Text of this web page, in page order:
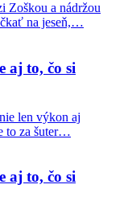
Zoškou a nádržou
na jeseň,…
aj to, čo si
len výkon aj
to za šuter…
aj to, čo si